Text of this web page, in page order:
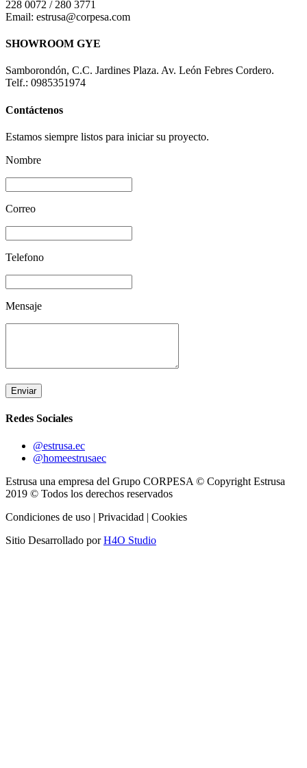
228 0072 / 280 3771
Email: estrusa@corpesa.com
SHOWROOM GYE
Samborondón, C.C. Jardines Plaza. Av. León Febres Cordero.
Telf.: 0985351974
Contáctenos
Estamos siempre listos para iniciar su proyecto.
Nombre
Correo
Telefono
Mensaje
Enviar
Redes Sociales
@estrusa.ec
@homeestrusaec
Estrusa una empresa del Grupo CORPESA © Copyright Estrusa
2019 © Todos los derechos reservados
Condiciones de uso | Privacidad | Cookies
Sitio Desarrollado porH4O Studio